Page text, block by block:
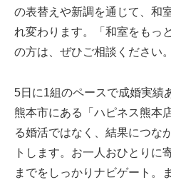
の表替えや新調を通じて、和
れ変わります。「和室をもっ
の方は、ぜひご相談ください。
5日に1組のペースで成婚実績
熊本市にある「ハピネス熊本
る婚活ではなく、結果につな
トします。お一人おひとりに
までをしっかりナビゲート。